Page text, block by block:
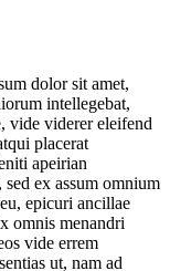
dolor sit amet,
intellegebat,
vide viderer eleifend
placerat
apeirian
ex assum omnium
epicuri ancillae
omnis menandri
vide errem
ut, nam ad